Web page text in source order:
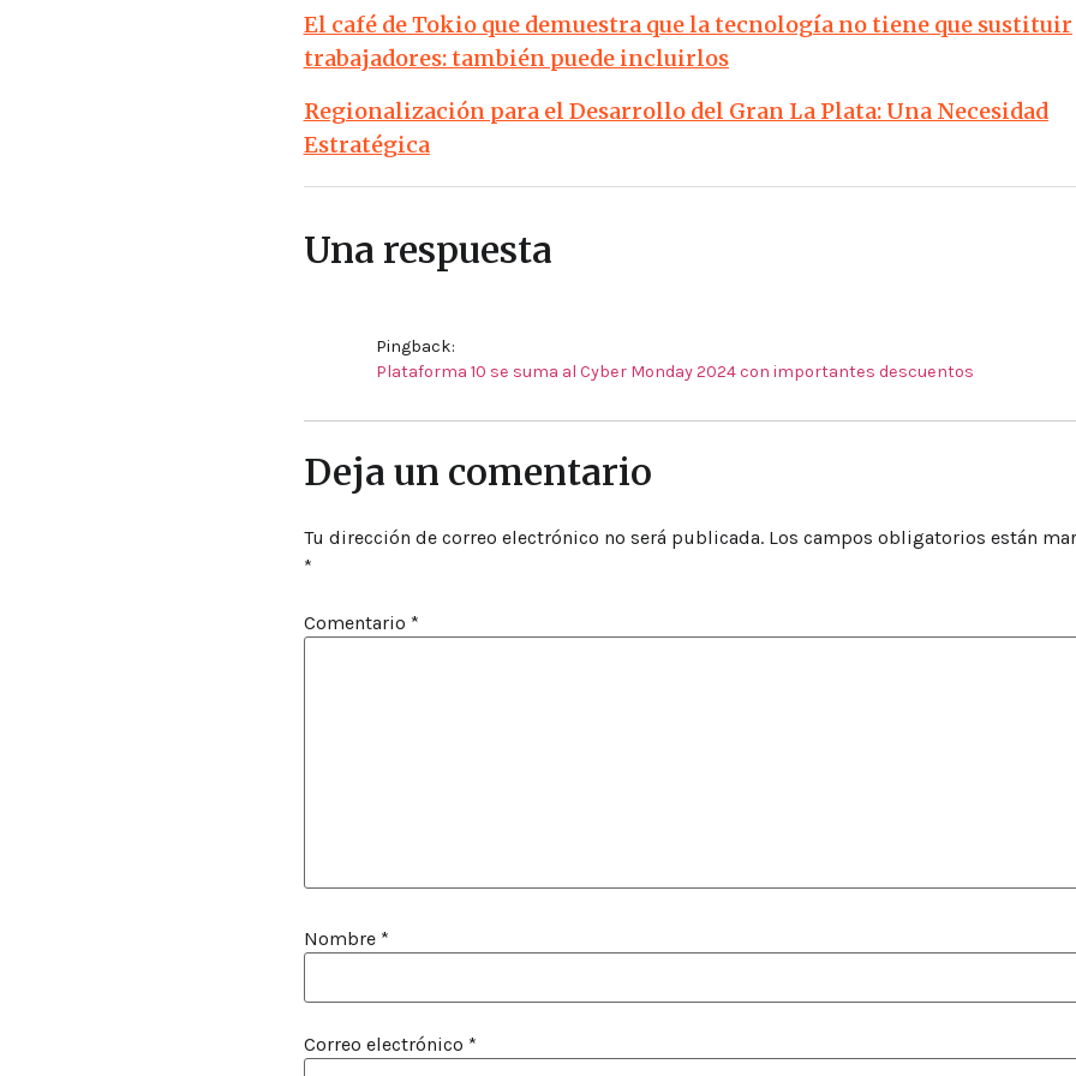
El café de Tokio que demuestra que la tecnología no tiene que sustituir
trabajadores: también puede incluirlos
Regionalización para el Desarrollo del Gran La Plata: Una Necesidad
Estratégica
Una respuesta
Pingback:
Plataforma 10 se suma al Cyber Monday 2024 con importantes descuentos
Deja un comentario
Tu dirección de correo electrónico no será publicada. Los campos obligatorios están
*
Comentario *
Nombre *
Correo electrónico *